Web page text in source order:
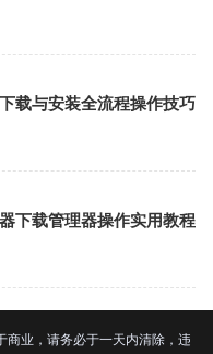
载与安装全流程操作技巧
下载管理器操作实用教程
商业，请务必于一天内清除，违